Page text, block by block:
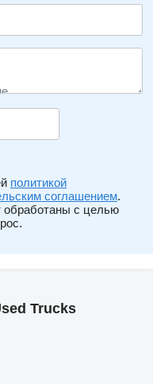
политикой
соглашением.
с целью
Trucks